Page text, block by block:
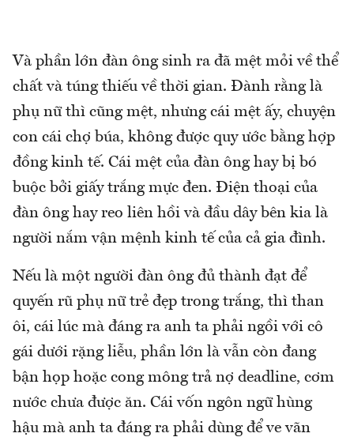
Và phần lớn đàn ông sinh ra đã mệt mỏi về thể
chất và túng thiếu về thời gian. Đành rằng là
phụ nữ thì cũng mệt, nhưng cái mệt ấy, chuyện
con cái chợ búa, không được quy ước bằng hợp
đồng kinh tế. Cái mệt của đàn ông hay bị bó
buộc bởi giấy trắng mực đen. Điện thoại của
đàn ông hay reo liên hồi và đầu dây bên kia là
người nắm vận mệnh kinh tế của cả gia đình.
Nếu là một người đàn ông đủ thành đạt để
quyến rũ phụ nữ trẻ đẹp trong trắng, thì than
ôi, cái lúc mà đáng ra anh ta phải ngồi với cô
gái dưới rặng liễu, phần lớn là vẫn còn đang
bận họp hoặc cong mông trả nợ deadline, cơm
nước chưa được ăn. Cái vốn ngôn ngữ hùng
hậu mà anh ta đáng ra phải dùng để ve vãn